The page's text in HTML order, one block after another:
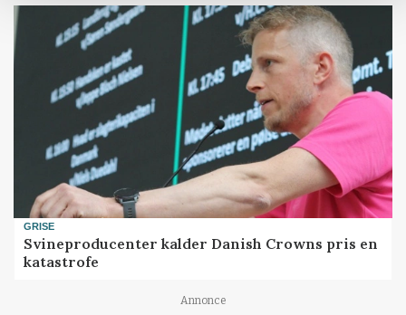
GRISE
Svineproducenter kalder Danish Crowns pris en
katastrofe
Annonce